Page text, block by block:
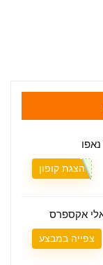
הצגת קופון
צפייה במבצע